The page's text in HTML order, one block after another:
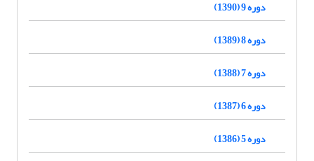
دوره 9 (1390)
دوره 8 (1389)
دوره 7 (1388)
دوره 6 (1387)
دوره 5 (1386)